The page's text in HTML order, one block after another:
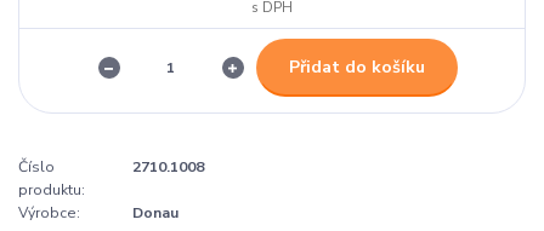
Přidat do košíku
Číslo
produktu:
2710.1008
Výrobce: Donau